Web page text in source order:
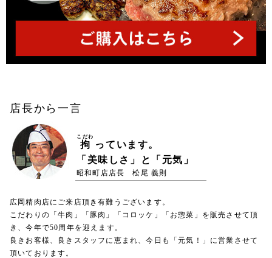
店長から一言
拘
こだわ
っています。
「美味しさ」と「元気」
昭和町店店長 松尾 義則
広岡精肉店にご来店頂き有難うございます。
こだわりの「牛肉」「豚肉」「コロッケ」「お惣菜」を販売させて頂
き、今年で50周年を迎えます。
良きお客様、良きスタッフに恵まれ、今日も「元気！」に営業させて
頂いております。